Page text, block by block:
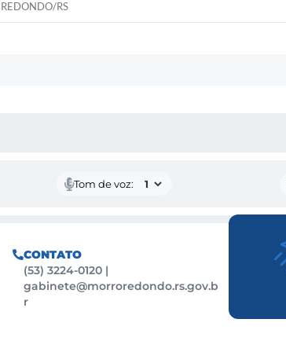
RS
Tom de voz:
CONTATO
(53) 3224-0120 |
gabinete@morroredondo.rs.gov.b
r